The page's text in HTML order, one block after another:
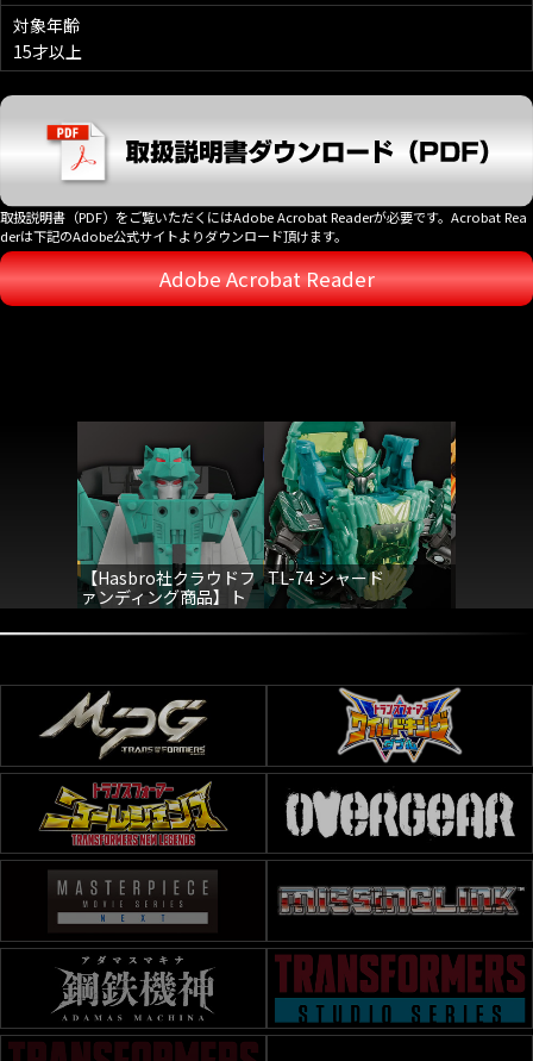
対象年齢
15才以上
取扱説明書（PDF）をご覧いただくにはAdobe Acrobat Readerが必要です。Acrobat Rea
derは下記のAdobe公式サイトよりダウンロード頂けます。
Adobe Acrobat Reader
【Hasbro社クラウドフ
ァンディング商品】ト
ランスフォーマーレガ
シー ライオカイザー
TL-74 シャード